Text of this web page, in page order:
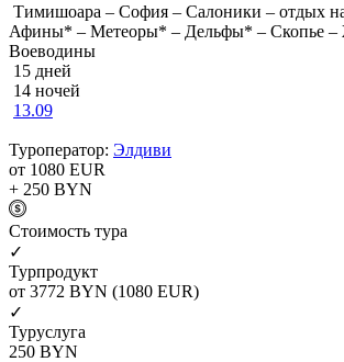
Тимишоара – София – Салоники – отдых
Афины* – Метеоры* – Дельфы* – Скопье
Воеводины
15 дней
14 ночей
13.09
Туроператор: Элдиви
от 1080 EUR
+ 250 BYN
Cтоимость тура
✓
Турпродукт
от 3772 BYN (1080 EUR)
✓
Туруслуга
250 BYN